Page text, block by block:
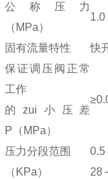
公称压力
（MPa）
1.0
固有流量特性
快
保证调压阀正常
工作
的zui小压差
P（MPa）
压力分段范围
（KPa）
28